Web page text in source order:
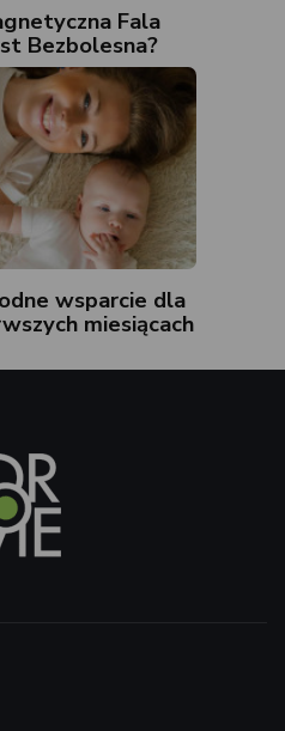
Fala
Bezbolesna?
wsparcie dla
miesiącach